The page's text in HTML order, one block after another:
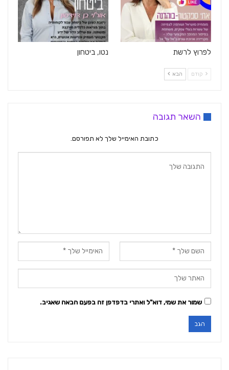
לפרוץ לרשת נטו, ביטחון
קודם הבא
השאר תגובה
כתובת האימייל שלך לא תפורסם.
שמור את שמי, דוא"ל ואתרי בדפדפן זה בפעם הבאה שאגיב.